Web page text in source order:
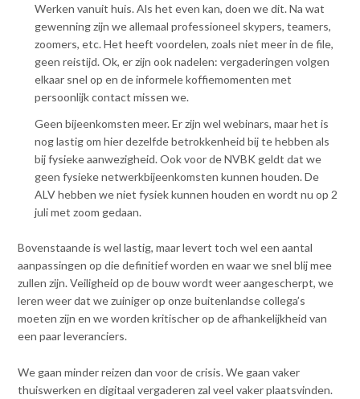
Werken vanuit huis. Als het even kan, doen we dit. Na wat
gewenning zijn we allemaal professioneel skypers, teamers,
zoomers, etc. Het heeft voordelen, zoals niet meer in de file,
geen reistijd. Ok, er zijn ook nadelen: vergaderingen volgen
elkaar snel op en de informele koffiemomenten met
persoonlijk contact missen we.
Geen bijeenkomsten meer. Er zijn wel webinars, maar het is
nog lastig om hier dezelfde betrokkenheid bij te hebben als
bij fysieke aanwezigheid. Ook voor de NVBK geldt dat we
geen fysieke netwerkbijeenkomsten kunnen houden. De
ALV hebben we niet fysiek kunnen houden en wordt nu op 2
juli met zoom gedaan.
Bovenstaande is wel lastig, maar levert toch wel een aantal
aanpassingen op die definitief worden en waar we snel blij mee
zullen zijn. Veiligheid op de bouw wordt weer aangescherpt, we
leren weer dat we zuiniger op onze buitenlandse collega’s
moeten zijn en we worden kritischer op de afhankelijkheid van
een paar leveranciers.
We gaan minder reizen dan voor de crisis. We gaan vaker
thuiswerken en digitaal vergaderen zal veel vaker plaatsvinden.
Zoek
Inloggen